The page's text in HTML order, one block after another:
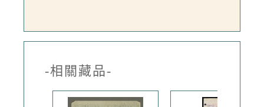
-相關藏品-